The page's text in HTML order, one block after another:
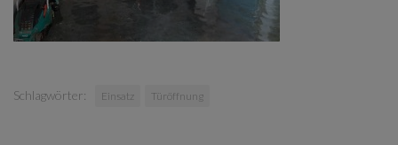
Schlagwörter: Einsatz Türöffnung